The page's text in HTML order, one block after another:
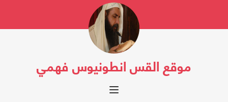
موقع القس انطونيوس فهمي
Toggle navigation